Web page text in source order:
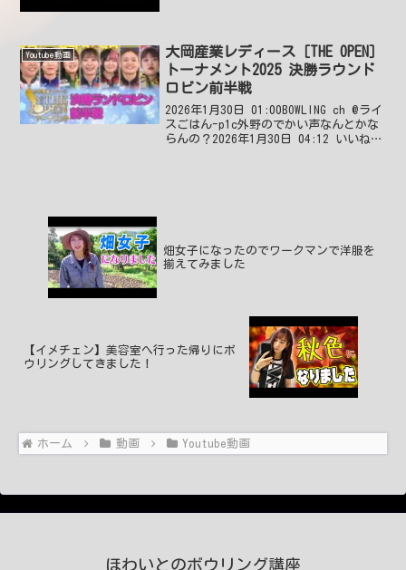
Youtube動画
大岡産業レディース［THE OPEN］
トーナメント2025 決勝ラウンド
ロビン前半戦
2026年1月30日 01:00BOWLING ch @ライ
スごはん-p1c外野のでかい声なんとかな
らんの？2026年1月30日 04:12 いいね22
畑女子になったのでワークマンで洋服を
揃えてみました
【イメチェン】美容室へ行った帰りにボ
ウリングしてきました！
ホーム 動画 Youtube動画
ほわいとのボウリング講座